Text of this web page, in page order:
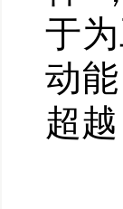
于
动
超